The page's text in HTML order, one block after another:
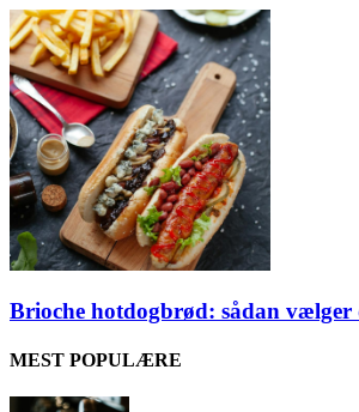
Brioche hotdogbrød: sådan vælger
MEST POPULÆRE